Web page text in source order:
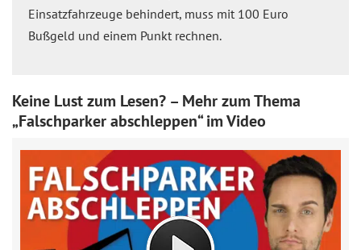
Einsatzfahrzeuge behindert, muss mit 100 Euro
Bußgeld und einem Punkt rechnen.
Keine Lust zum Lesen? – Mehr zum Thema
„Falschparker abschleppen“ im Video